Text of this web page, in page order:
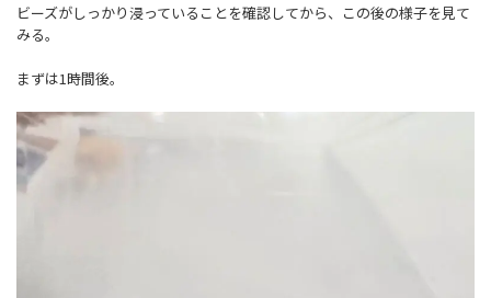
ビーズがしっかり浸っていることを確認してから、この後の様子を見て
みる。
まずは1時間後。